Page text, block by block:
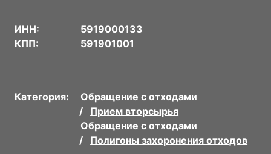
ИНН:
5919000133
КПП:
591901001
Категория:
Обращение с отходами
Прием вторсырья
Обращение с отходами
Полигоны захоронения отходов